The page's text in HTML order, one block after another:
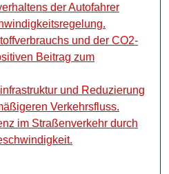
der Autofahrer
und der CO2-
Beitrag zum
und Reduzierung
Verkehrsfluss.
im Straßenverkehr durch